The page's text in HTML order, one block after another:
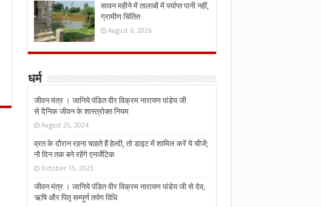
सावन महीने में तालाबों में पर्याप्त पानी नहीं,
ग्रामीण चिंतित
August 6, 2026
धर्म
जीवन मंत्र । जानिये पंडित वीर विक्रम नारायण पांडेय जी
से दैनिक जीवन के शास्त्रोक्त नियम
August 25, 2024
व्रत के दौरान रहना चाहते हैं हेल्दी, तो डाइट में शामिल करें ये चीजें;
नौ दिन तक बने रहेंगे एनर्जेटिक
October 15, 2023
जीवन मंत्र । जानिये पंडित वीर विक्रम नारायण पांडेय जी से देव,
ऋषि और पितृ सम्पूर्ण तर्पण विधि